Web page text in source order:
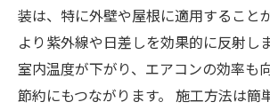
装は、特に外壁や屋根に適用すること
より紫外線や日差しを効果的に反射し
室内温度が下がり、エアコンの効率も
節約にもつながります。 施工方法は簡